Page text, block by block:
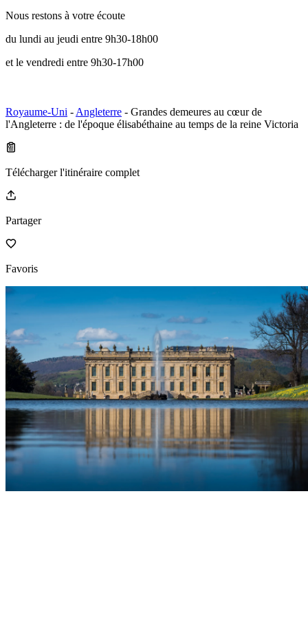
Nous restons à votre écoute
du lundi au jeudi entre 9h30-18h00
et le vendredi entre 9h30-17h00
Royaume-Uni - Angleterre - Grandes demeures au cœur de
l'Angleterre : de l'époque élisabéthaine au temps de la reine Victoria
Télécharger l'itinéraire complet
Partager
Favoris